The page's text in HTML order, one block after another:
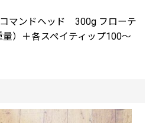
マンドヘッド 300g フローテ
）＋各スペイティップ100〜